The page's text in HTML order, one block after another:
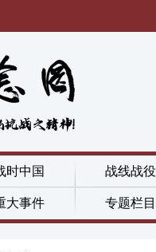
时中国 战线战役
大事件 专题栏目